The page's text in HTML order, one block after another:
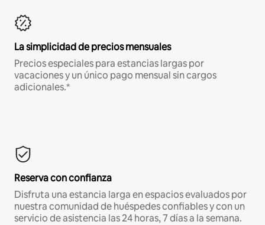
La simplicidad de precios mensuales
Precios especiales para estancias largas por
vacaciones y un único pago mensual sin cargos
adicionales.*
Reserva con confianza
Disfruta una estancia larga en espacios evaluados por
nuestra comunidad de huéspedes confiables y con un
servicio de asistencia las 24 horas, 7 días a la semana.